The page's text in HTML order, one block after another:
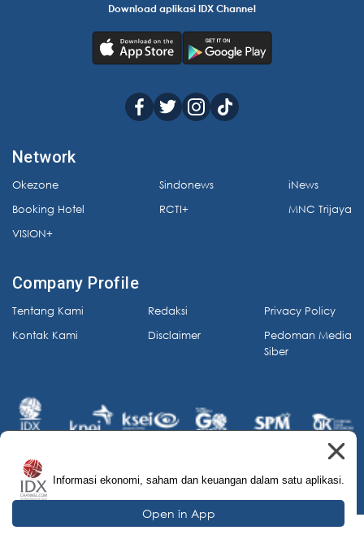
Download aplikasi IDX Channel
Network
Okezone
Booking Hotel
VISION+
Sindonews
RCTI+
iNews
MNC Trijaya
Company Profile
Tentang Kami
Kontak Kami
Redaksi
Disclaimer
Privacy Policy
Pedoman Media
Siber
© 2026 IDX Channel. All Rights Reserved.
Informasi ekonomi, saham dan keuangan dalam satu aplikasi.
Open in App